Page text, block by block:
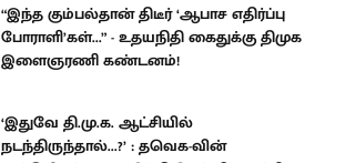
“இந்த கும்பல்தான் திடீர் ‘ஆபாச எதிர்ப்பு
போராளி’கள்...” - உதயநிதி கைதுக்கு திமுக
இளைஞரணி கண்டனம்!
‘இதுவே தி.மு.க. ஆட்சியில்
நடந்திருந்தால்...?’ : தவெக-வின்